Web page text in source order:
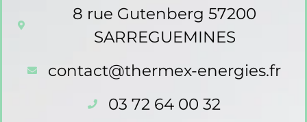
8 rue Gutenberg 57200
SARREGUEMINES
contact@thermex-energies.fr
03 72 64 00 32